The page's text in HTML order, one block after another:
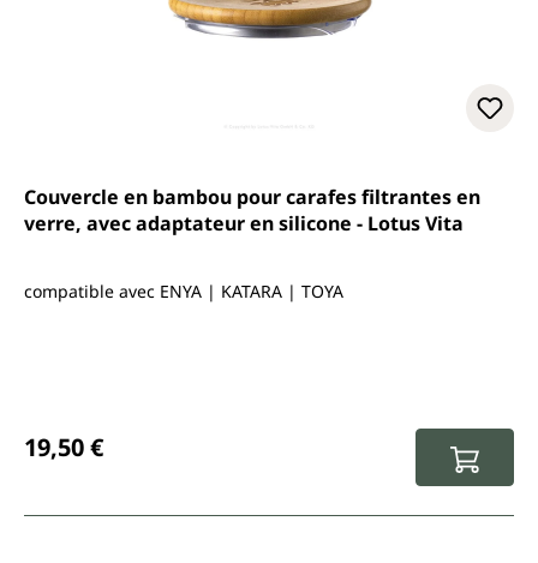
Couvercle en bambou pour carafes filtrantes en
verre, avec adaptateur en silicone - Lotus Vita
compatible avec ENYA | KATARA | TOYA
19,50 €